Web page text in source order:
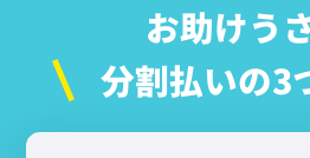
お助けう
分割払いの3